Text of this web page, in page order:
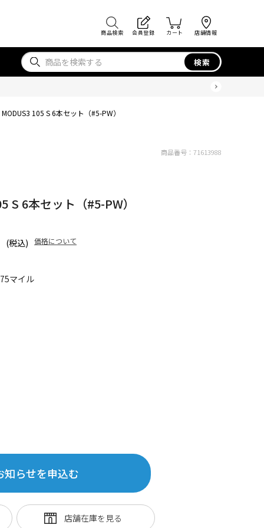
商品検索 会員登録 カート 店舗情報
検索
105 S 6本セット（#5-PW）
マイル
S 6本セット（#5-PW）
(税込) 価格について
知らせを申込む
商品番号： 71613988